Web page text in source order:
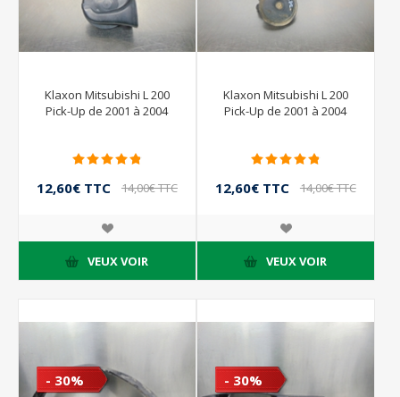
Klaxon Mitsubishi L 200
Pick-Up de 2001 à 2004
12,60€ TTC 14,00€ TTC
VEUX VOIR
Klaxon Mitsubishi L 200
Pick-Up de 2001 à 2004
12,60€ TTC 14,00€ TTC
VEUX VOIR
- 30% - 30%